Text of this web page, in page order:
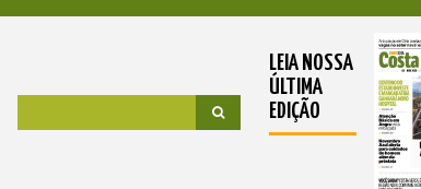
LEIA NOSSA
ÚLTIMA
EDIÇÃO